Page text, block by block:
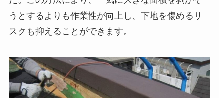
うとするよりも作業性が向上し、下地を傷めるリ
スクも抑えることができます。